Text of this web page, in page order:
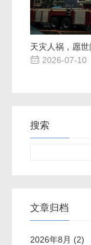
天灾人祸，愿世
 2026-07-10
搜索
文章归档
2026年8月 (2)